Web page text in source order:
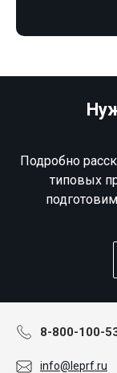
Подробно
типовых
8-800-100-
info@leprf.ru